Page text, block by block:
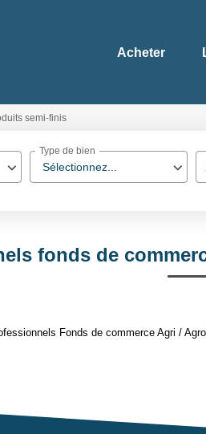
Acheter
semi-finis
Sélectionnez...
Type de bien
fonds de
Fonds de commerce Agri /